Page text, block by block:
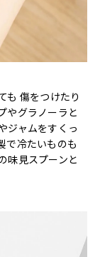
も 傷をつけたり
やグラノーラと
ジャムをすくっ
で冷たいものも
味見スプーンと